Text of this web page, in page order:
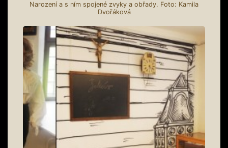
Narození a s ním spojené zvyky a obřady. Foto: Kamila
Dvořáková